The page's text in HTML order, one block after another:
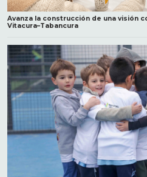
Avanza la construcción de una visión
Vitacura–Tabancura